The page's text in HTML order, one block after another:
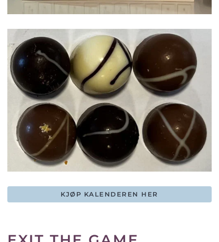
KJØP KALENDEREN HER